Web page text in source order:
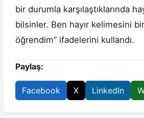
bir durumla karşılaştıklarında
bilsinler. Ben hayır kelimesini
öğrendim” ifadelerini kullandı.
Paylaş:
Facebook X LinkedIn